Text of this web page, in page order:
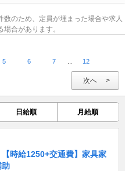
のため、定員が埋まった場合や求人
合があります。
5 6 7 12
次へ
日給順 月給順
【時給1250+交通費】家具家
助